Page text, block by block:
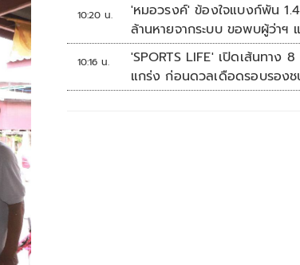
10:20 น.
'หมอวรงค์' ข้องใจแบงก์พัน
ล้านหายจากระบบ ขอพบผู้ว่าฯ
ชาติ
10:16 น.
'SPORTS LIFE' เปิดเส้นทาง
แกร่ง ก่อนดวลเดือดรอบรองช
ศึก 'วอลเลย์บอลนักเรียน แชม